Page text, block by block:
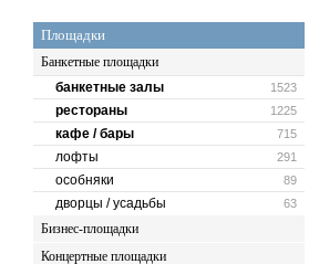
Площадки
Банкетные площадки
1523
банкетные залы
1225
рестораны
715
кафе / бары
291
лофты
89
особняки
63
дворцы / усадьбы
Бизнес-площадки
Концертные площадки